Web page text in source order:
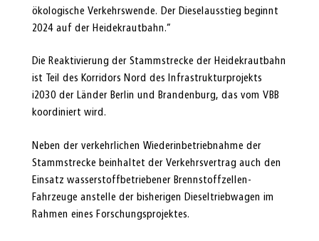
ökologische Verkehrswende. Der Dieselausstieg beginnt
2024 auf der Heidekrautbahn.“
Die Reaktivierung der Stammstrecke der Heidekrautbahn
ist Teil des Korridors Nord des Infrastrukturprojekts
i2030 der Länder Berlin und Brandenburg, das vom VBB
koordiniert wird.
Neben der verkehrlichen Wiederinbetriebnahme der
Stammstrecke beinhaltet der Verkehrsvertrag auch den
Einsatz wasserstoffbetriebener Brennstoffzellen-
Fahrzeuge anstelle der bisherigen Dieseltriebwagen im
Rahmen eines Forschungsprojektes.